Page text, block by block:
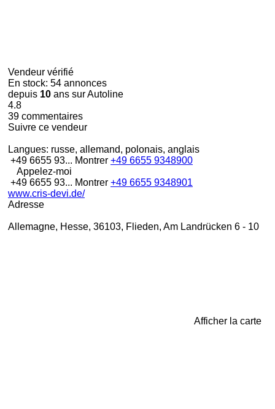
Vendeur vérifié
En stock: 54 annonces
depuis 10 ans sur Autoline
4.8
39 commentaires
Suivre ce vendeur
Langues: russe, allemand, polonais, anglais
+49 6655 93... Montrer +49 6655 9348900
Appelez-moi
+49 6655 93... Montrer +49 6655 9348901
www.cris-devi.de/
Adresse
Allemagne, Hesse, 36103, Flieden, Am Landrücken 6 - 10
Afficher la carte